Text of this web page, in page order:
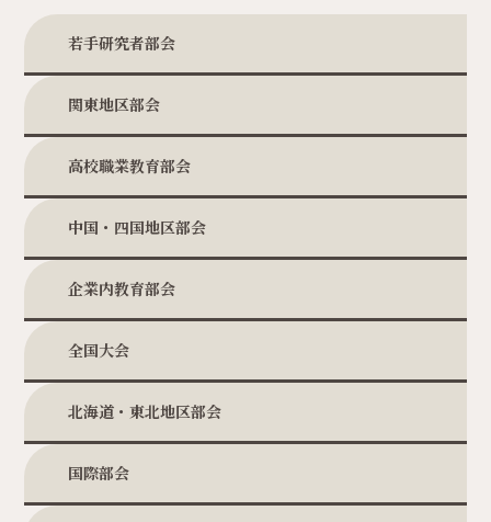
若手研究者部会
関東地区部会
高校職業教育部会
中国・四国地区部会
企業内教育部会
全国大会
北海道・東北地区部会
国際部会